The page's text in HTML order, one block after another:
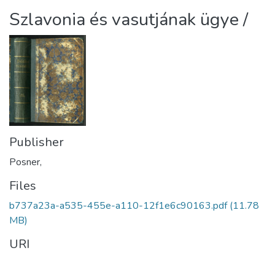
Statistics
About us
Szlavonia és vasutjának ügye /
Publisher
Posner,
Files
b737a23a-a535-455e-a110-12f1e6c90163.pdf(11.78
MB)
URI